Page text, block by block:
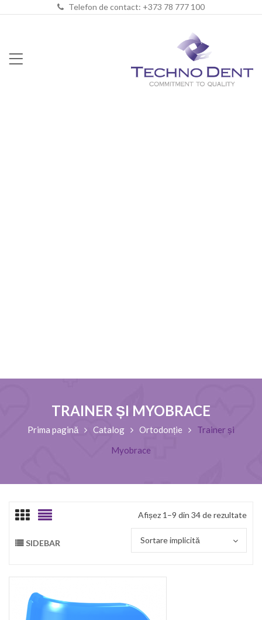
Telefon de contact: +373 78 777 100
TRAINER ȘI MYOBRACE
Prima pagină Catalog Ortodonție
Trainer și
Myobrace
Afișez 1–9 din 34 de rezultate
SIDEBAR Sortare implicită